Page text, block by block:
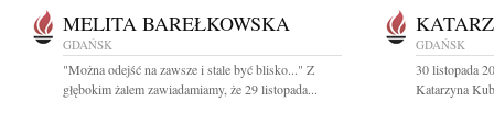
MELITA BAREŁKOWSKA
GDAŃSK
"Można odejść na zawsze i stale być blisko..." Z
głębokim żalem zawiadamiamy, że 29 listopada...
GDAŃSK
30 listopada
Katarzyna